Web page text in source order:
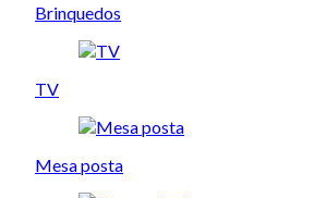
Brinquedos
TV
Mesa posta